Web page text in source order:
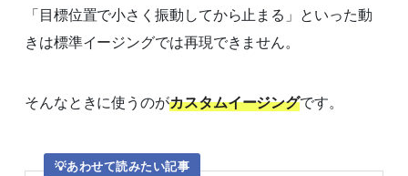
「目標位置で小さく振動してから止まる」といった動
きは標準イージングでは再現できません。
そんなときに使うのがカスタムイージングです。
あわせて読みたい記事